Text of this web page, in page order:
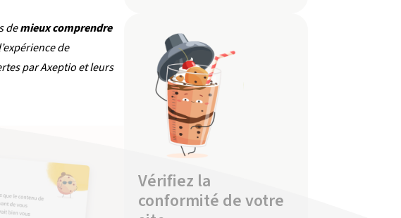
demieux comprendre
de
par Axeptio et leurs
Vérifiez la
conformité de votre